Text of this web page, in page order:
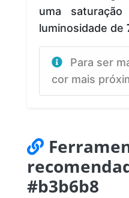
uma
luminosidade de
Para ser
cor mais
#b3b6b8